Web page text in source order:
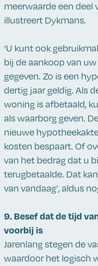
meerwaarde een deel
illustreert Dykmans.
‘U kunt ook
bij de aankoop van
gegeven. Zo is een
dertig jaar geldig. Als
woning is afbetaald,
als waarborg geven.
nieuwe
kosten bespaart. Of
van het bedrag dat u
terugbetaalde. Dat
van vandaag’, aldus
9. Besef dat de tijd
voorbij is
Jarenlang stegen de
waardoor het logisch